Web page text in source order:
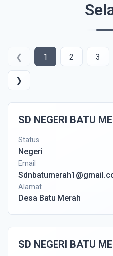
❮ 1 2 3
❯
SD NEGERI BATU
Status
Negeri
Email
Alamat
Desa Batu Merah
SD NEGERI BATU